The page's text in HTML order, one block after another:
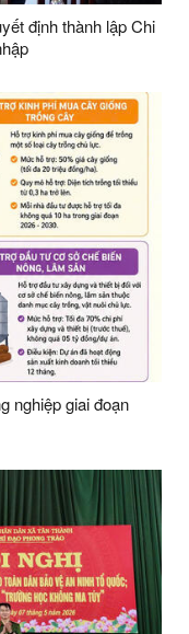
định thành lập Chi
nghiệp giai đoạn